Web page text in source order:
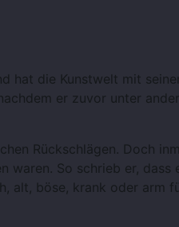
hat die Kunstwelt mit
er zuvor unter
Rückschlägen. Doch
waren. So schrieb er, dass
alt, böse, krank oder arm